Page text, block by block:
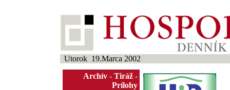
Utorok 19.Marca 2002
Archív - Tiráž -
Prílohy